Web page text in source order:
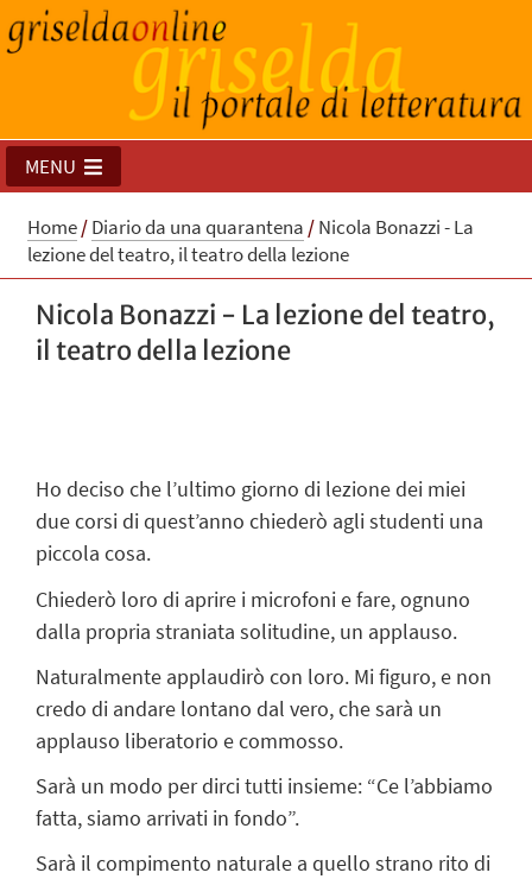
MENU
Home/Diario da una quarantena/Nicola Bonazzi - La
lezione del teatro, il teatro della lezione
Nicola Bonazzi - La lezione del teatro,
il teatro della lezione
Ho deciso che l’ultimo giorno di lezione dei miei
due corsi di quest’anno chiederò agli studenti una
piccola cosa.
Chiederò loro di aprire i microfoni e fare, ognuno
dalla propria straniata solitudine, un applauso.
Naturalmente applaudirò con loro. Mi figuro, e non
credo di andare lontano dal vero, che sarà un
applauso liberatorio e commosso.
Sarà un modo per dirci tutti insieme: “Ce l’abbiamo
fatta, siamo arrivati in fondo”.
Sarà il compimento naturale a quello strano rito di